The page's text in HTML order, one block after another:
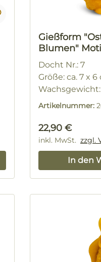
Gießform
Blumen"
Docht Nr.: 7
Größe: ca. 7 x 6
Wachsgewicht:
Artikelnummer:
Regulärer
22,90 €
inkl. MwSt. zzgl.
In den